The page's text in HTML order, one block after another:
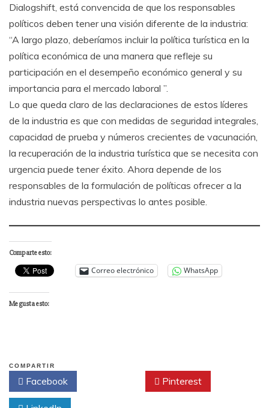
Dialogshift, está convencida de que los responsables
políticos deben tener una visión diferente de la industria:
“A largo plazo, deberíamos incluir la política turística en la
política económica de una manera que refleje su
participación en el desempeño económico general y su
importancia para el mercado laboral ”.
Lo que queda claro de las declaraciones de estos líderes
de la industria es que con medidas de seguridad integrales,
capacidad de prueba y números crecientes de vacunación,
la recuperación de la industria turística que se necesita con
urgencia puede tener éxito. Ahora depende de los
responsables de la formulación de políticas ofrecer a la
industria nuevas perspectivas lo antes posible.
Comparte esto:
Correo electrónico WhatsApp
Me gusta esto:
COMPARTIR
Facebook Pinterest